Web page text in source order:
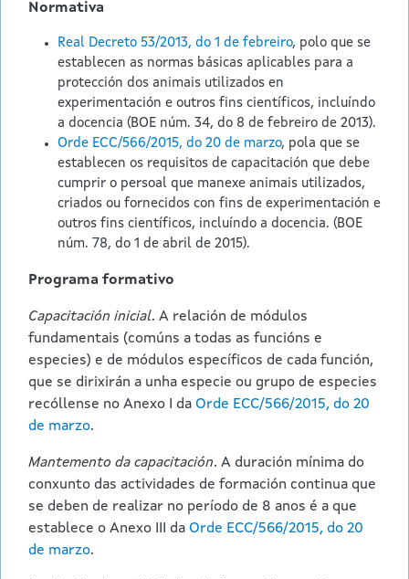
Normativa
Real Decreto 53/2013, do 1 de febreiro, polo que se
establecen as normas básicas aplicables para a
protección dos animais utilizados en
experimentación e outros fins científicos, incluíndo
a docencia (BOE núm. 34, do 8 de febreiro de 2013).
Orde ECC/566/2015, do 20 de marzo, pola que se
establecen os requisitos de capacitación que debe
cumprir o persoal que manexe animais utilizados,
criados ou fornecidos con fins de experimentación e
outros fins científicos, incluíndo a docencia. (BOE
núm. 78, do 1 de abril de 2015).
Programa formativo
Capacitación inicial. A relación de módulos
fundamentais (comúns a todas as funcións e
especies) e de módulos específicos de cada función,
que se dirixirán a unha especie ou grupo de especies
recóllense no Anexo I da Orde ECC/566/2015, do 20
de marzo.
Mantemento da capacitación. A duración mínima do
conxunto das actividades de formación continua que
se deben de realizar no período de 8 anos é a que
establece o Anexo III da Orde ECC/566/2015, do 20
de marzo.